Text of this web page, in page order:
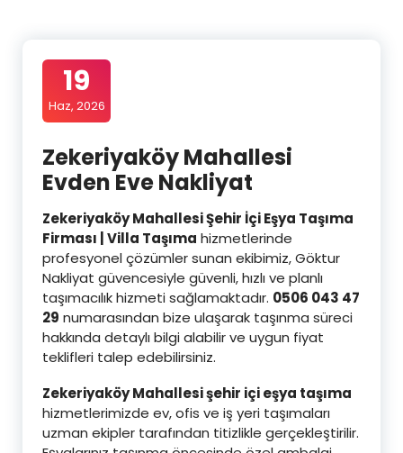
19
Haz, 2026
Zekeriyaköy Mahallesi
Evden Eve Nakliyat
Zekeriyaköy Mahallesi Şehir İçi Eşya Taşıma
Firması | Villa Taşıma hizmetlerinde
profesyonel çözümler sunan ekibimiz, Göktur
Nakliyat güvencesiyle güvenli, hızlı ve planlı
taşımacılık hizmeti sağlamaktadır. 0506 043 47
29 numarasından bize ulaşarak taşınma süreci
hakkında detaylı bilgi alabilir ve uygun fiyat
teklifleri talep edebilirsiniz.
Zekeriyaköy Mahallesi şehir içi eşya taşıma
hizmetlerimizde ev, ofis ve iş yeri taşımaları
uzman ekipler tarafından titizlikle gerçekleştirilir.